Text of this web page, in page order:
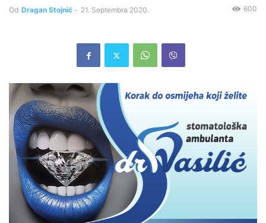
Od Dragan Stojnić - 21. Septembra 2020. 600